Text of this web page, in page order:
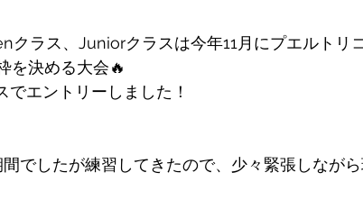
クラス、Juniorクラスは今年11月にプエルトリ
を決める大会🔥
エントリーしました！
でしたが練習してきたので、少々緊張しなが